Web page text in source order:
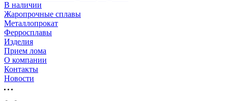
В наличии
Жаропрочные сплавы
Металлопрокат
Ферросплавы
Изделия
Прием лома
О компании
Контакты
Новости